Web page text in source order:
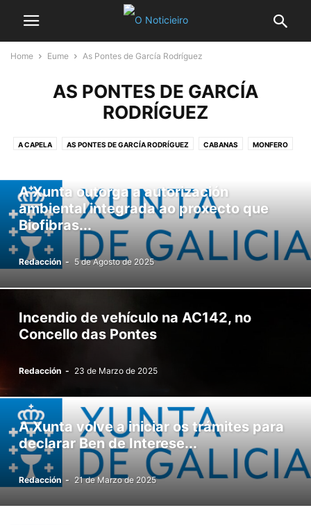
Home Eume As Pontes de García Rodríguez
AS PONTES DE GARCÍA
RODRÍGUEZ
A CAPELA AS PONTES DE GARCÍA RODRÍGUEZ CABANAS MONFERO
A Xunta outorga a autorización
ambiental integrada ao proxecto que
Biofibras...
Redacción - 5 de Agosto de 2025
Incendio de vehículo na AC142, no
Concello das Pontes
Redacción - 23 de Marzo de 2025
A Xunta volve a iniciar os trámites para
declarar Ben de Interese...
Redacción - 21 de Marzo de 2025